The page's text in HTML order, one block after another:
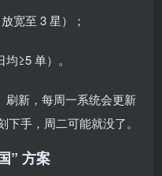
宽至 3 星）；
≥5 单）。
刷新，每周一系统会更新
下手，周二可能就没了。
” 方案